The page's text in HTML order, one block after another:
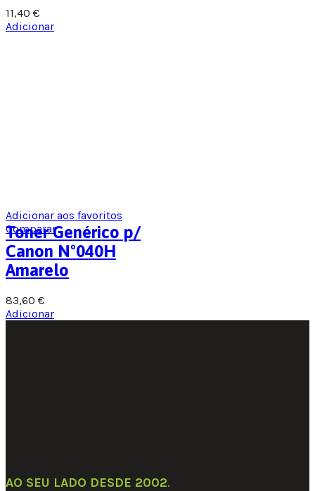
11,40 €
Adicionar
Adicionar aos favoritos
Comparar
Toner Genérico p/
Canon Nº040H
Amarelo
83,60 €
Adicionar
AO SEU LADO DESDE 2002.